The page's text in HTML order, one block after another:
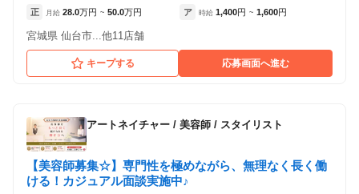
正 月給 28.0万円 ~ 50.0万円 ア 時給 1,400円 ~ 1,600円
宮城県 仙台市...他11店舗
キープする 応募画面へ進む
アートネイチャー / 美容師 / スタイリスト
【美容師募集☆】専門性を極めながら、無理なく長く働
ける！カジュアル面談実施中♪